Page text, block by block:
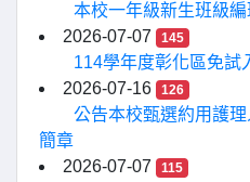
本校一年級新生班級
2026-07-07
145
114學年度彰化區免試
2026-07-16
126
公告本校甄選約用護
簡章
2026-07-07
115